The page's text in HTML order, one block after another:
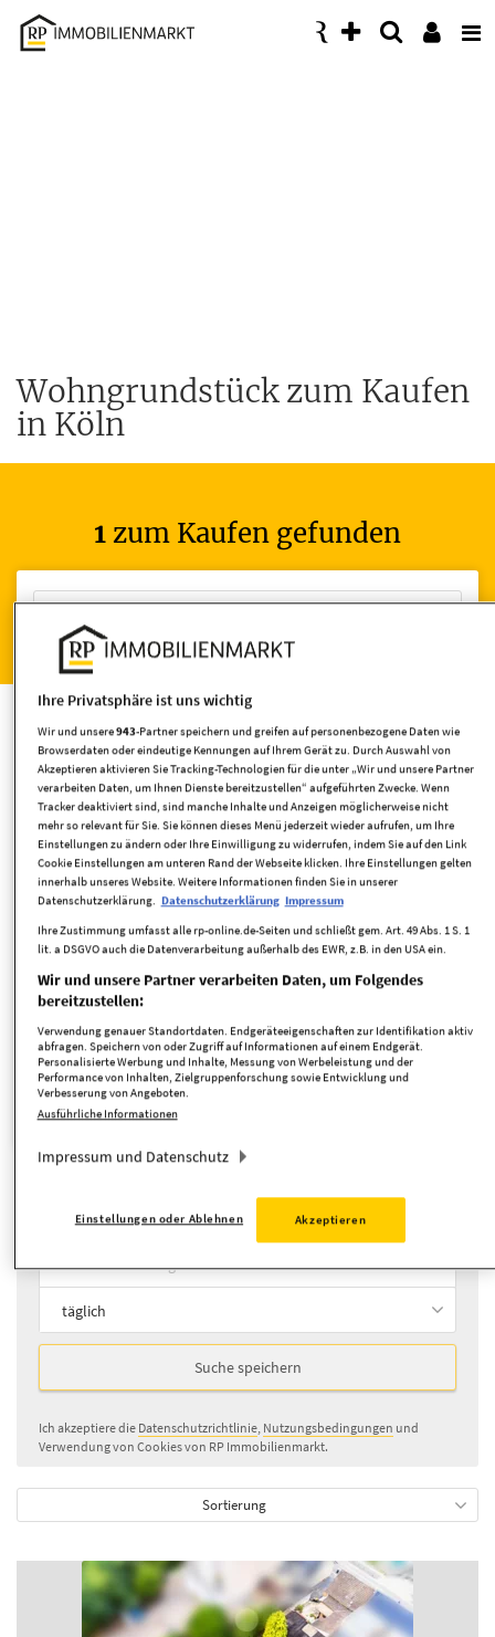
Accessibility
Modus
Wohngrundstück zum Kaufen
in Köln
1 zum Kaufen gefunden
Wohnen
Grundstücke kaufen
Umkreis
Grundstücksfläche
Suche anpassen
Objekttyp: Wohngrundstück
Neue Angebote per E-Mail erhalten
täglich
Suche speichern
Ich akzeptiere die Datenschutzrichtlinie, Nutzungsbedingungen und
Verwendung von Cookies von RP Immobilienmarkt.
Sortierung
Ihre Privatsphäre ist uns wichtig
Wir und unsere943-Partner speichern und greifen auf personenbezogene Daten wie
Browserdaten oder eindeutige Kennungen auf Ihrem Gerät zu. Durch Auswahl von
Akzeptieren aktivieren Sie Tracking-Technologien für die unter „Wir und unsere Partner
verarbeiten Daten, um Ihnen Dienste bereitzustellen“ aufgeführten Zwecke. Wenn
Tracker deaktiviert sind, sind manche Inhalte und Anzeigen möglicherweise nicht
mehr so relevant für Sie. Sie können dieses Menü jederzeit wieder aufrufen, um Ihre
Einstellungen zu ändern oder Ihre Einwilligung zu widerrufen, indem Sie auf den Link
Cookie Einstellungen am unteren Rand der Webseite klicken. Ihre Einstellungen gelten
innerhalb unseres Website. Weitere Informationen finden Sie in unserer
Datenschutzerklärung. Datenschutzerklärung Impressum
Ihre Zustimmung umfasst alle rp-online.de-Seiten und schließt gem. Art. 49 Abs. 1 S. 1
lit. a DSGVO auch die Datenverarbeitung außerhalb des EWR, z.B. in den USA ein.
Wir und unsere Partner verarbeiten Daten, um Folgendes
bereitzustellen:
Verwendung genauer Standortdaten. Endgeräteeigenschaften zur Identifikation aktiv
abfragen. Speichern von oder Zugriff auf Informationen auf einem Endgerät.
Personalisierte Werbung und Inhalte, Messung von Werbeleistung und der
Performance von Inhalten, Zielgruppenforschung sowie Entwicklung und
Verbesserung von Angeboten.
Ausführliche Informationen
Impressum und Datenschutz
Einstellungen oder Ablehnen Akzeptieren